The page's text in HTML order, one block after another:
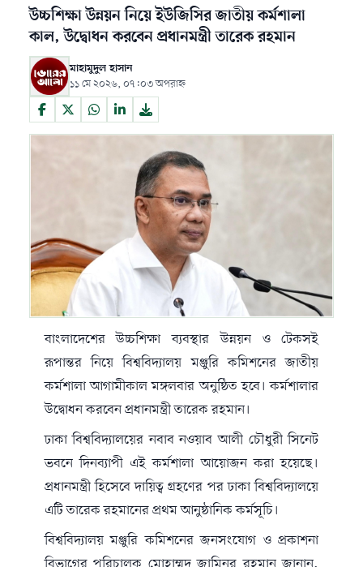
উচ্চশিক্ষা উন্নয়ন নিয়ে ইউজিসির জাতীয় কর্মশালা
কাল, উদ্বোধন করবেন প্রধানমন্ত্রী তারেক রহমান
মাহামুদুল হাসান
১১ মে ২০২৬, ০৭:০৩ অপরাহ্ন
বাংলাদেশের উচ্চশিক্ষা ব্যবস্থার উন্নয়ন ও টেকসই
রূপান্তর নিয়ে বিশ্ববিদ্যালয় মঞ্জুরি কমিশনের জাতীয়
কর্মশালা আগামীকাল মঙ্গলবার অনুষ্ঠিত হবে। কর্মশালার
উদ্বোধন করবেন প্রধানমন্ত্রী তারেক রহমান।
ঢাকা বিশ্ববিদ্যালয়ের নবাব নওয়াব আলী চৌধুরী সিনেট
ভবনে দিনব্যাপী এই কর্মশালা আয়োজন করা হয়েছে।
প্রধানমন্ত্রী হিসেবে দায়িত্ব গ্রহণের পর ঢাকা বিশ্ববিদ্যালয়ে
এটি তারেক রহমানের প্রথম আনুষ্ঠানিক কর্মসূচি।
বিশ্ববিদ্যালয় মঞ্জুরি কমিশনের জনসংযোগ ও প্রকাশনা